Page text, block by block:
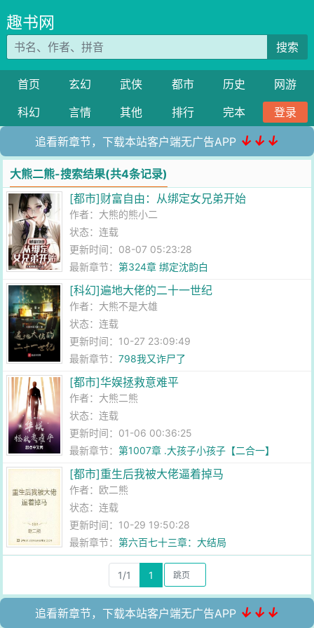
趣书网
搜索
首页 玄幻 武侠 都市 历史
网游
科幻
言情 其他 排行 完本 登录
追看新章节，下载本站客户端无广告APP ↓↓↓
大熊二熊-搜索结果(共4条记录)
[都市]财富自由：从绑定女兄弟开始
作者： 大熊的熊小二
状态：连载
更新时间：08-07 05:23:28
最新章节：第324章 绑定沈韵白
[科幻]遍地大佬的二十一世纪
作者： 大熊不是大雄
状态：连载
更新时间：10-27 23:09:49
最新章节：798我又诈尸了
[都市]华娱拯救意难平
作者： 大熊二熊
状态：连载
更新时间：01-06 00:36:25
最新章节：第1007章 .大孩子小孩子【二合一】
[都市]重生后我被大佬逼着掉马
作者： 欧二熊
状态：连载
更新时间：10-29 19:50:28
最新章节：第六百七十三章：大结局
1/1 1
追看新章节，下载本站客户端无广告APP ↓↓↓